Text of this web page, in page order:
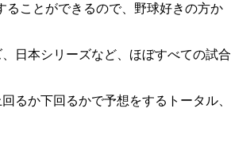
ことができるので、野球好きの方か
日本シリーズなど、ほぼすべての試合
るか下回るかで予想をするトータル、